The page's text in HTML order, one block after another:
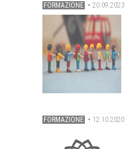
FORMAZIONE • 20.09.2023
FORMAZIONE • 12.10.2020